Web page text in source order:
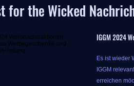
for the Wicked
IGGM 2024
Es ist wieder
IGGM
erreichen